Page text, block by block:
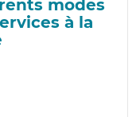
modes
à la